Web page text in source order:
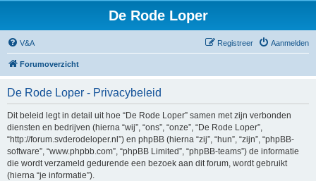
De Rode Loper
V&A Aanmelden
Registreer
Forumoverzicht
De Rode Loper - Privacybeleid
Dit beleid legt in detail uit hoe “De Rode Loper” samen met zijn verbonden
diensten en bedrijven (hierna “wij”, “ons”, “onze”, “De Rode Loper”,
“http://forum.svderodeloper.nl”) en phpBB (hierna “zij”, “hun”, “zijn”, “phpBB-
software”, “www.phpbb.com”, “phpBB Limited”, “phpBB-teams”) de informatie
die wordt verzameld gedurende een bezoek aan dit forum, wordt gebruikt
(hierna “je informatie”).